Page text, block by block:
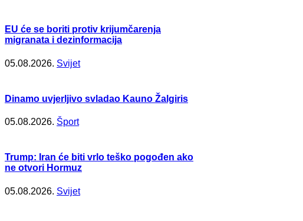
EU će se boriti protiv krijumčarenja
migranata i dezinformacija
05.08.2026. Svijet
Dinamo uvjerljivo svladao Kauno Žalgiris
05.08.2026. Šport
Trump: Iran će biti vrlo teško pogođen ako
ne otvori Hormuz
05.08.2026. Svijet